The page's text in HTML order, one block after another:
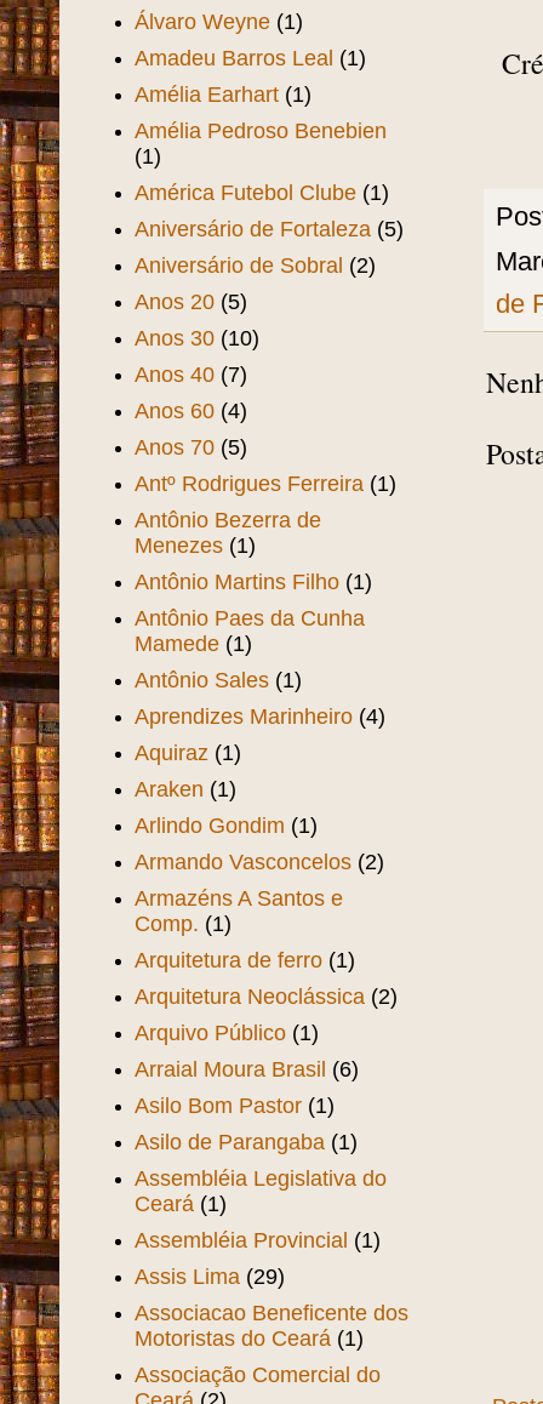
de
Álvaro Weyne (1)
Amadeu Barros Leal (1)
Amélia Earhart (1)
Amélia Pedroso Benebien
(1)
América Futebol Clube (1)
Aniversário de Fortaleza (5)
Aniversário de Sobral (2)
Anos 20 (5)
Anos 30 (10)
Anos 40 (7)
Anos 60 (4)
Anos 70 (5)
Antº Rodrigues Ferreira (1)
Antônio Bezerra de
Menezes (1)
Antônio Martins Filho (1)
Antônio Paes da Cunha
Mamede (1)
Antônio Sales (1)
Aprendizes Marinheiro (4)
Aquiraz (1)
Araken (1)
Arlindo Gondim (1)
Armando Vasconcelos (2)
Armazéns A Santos e
Comp. (1)
Arquitetura de ferro (1)
Arquitetura Neoclássica (2)
Arquivo Público (1)
Arraial Moura Brasil (6)
Asilo Bom Pastor (1)
Asilo de Parangaba (1)
Assembléia Legislativa do
Ceará (1)
Assembléia Provincial (1)
Assis Lima (29)
Associacao Beneficente dos
Motoristas do Ceará (1)
Associação Comercial do